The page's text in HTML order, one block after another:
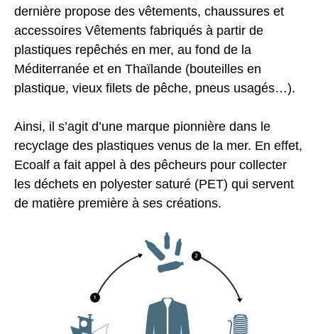
dernière propose des vêtements, chaussures et
accessoires Vêtements fabriqués à partir de
plastiques repêchés en mer, au fond de la
Méditerranée et en Thaïlande (bouteilles en
plastique, vieux filets de pêche, pneus usagés…).
Ainsi, il s’agit d’une marque pionnière dans le
recyclage des plastiques venus de la mer. En effet,
Ecoalf a fait appel à des pêcheurs pour collecter
les déchets en polyester saturé (PET) qui servent
de matière première à ses créations.